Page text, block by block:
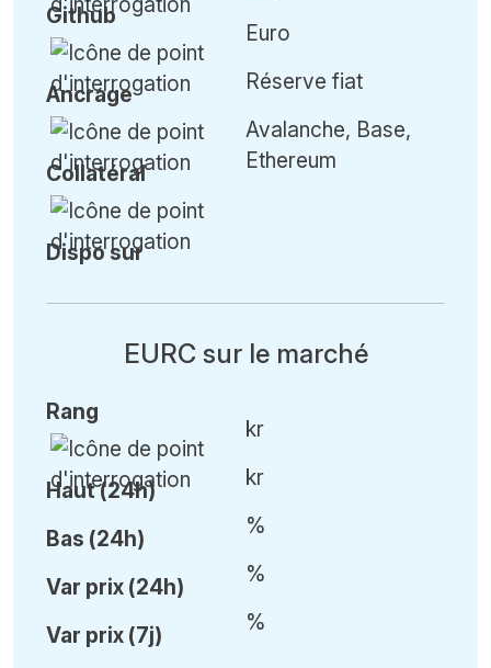
Github
Ancrage
Collatéral
Dispo sur
Euro
Réserve fiat
Avalanche, Base,
Ethereum
EURC sur le marché
Rang
Haut (24h)
Bas (24h)
Var prix (24h)
Var prix (7j)
kr
kr
%
%
%